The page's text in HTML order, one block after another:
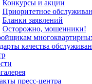
Конкурсы и акции
Приоритетное
Бланки заявлений
Осторожно, мошенники!
качества
пресс-центра